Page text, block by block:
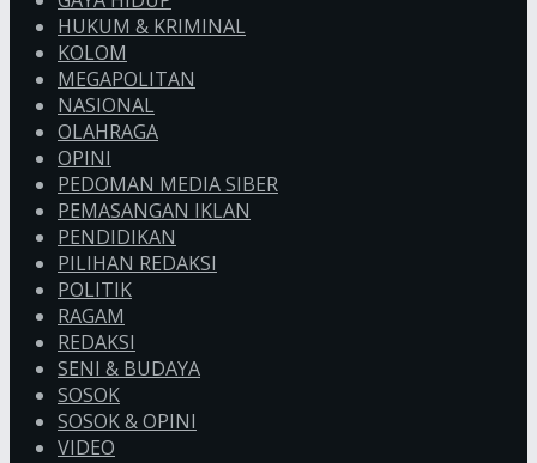
HUKUM & KRIMINAL
KOLOM
MEGAPOLITAN
NASIONAL
OLAHRAGA
OPINI
PEDOMAN MEDIA SIBER
PEMASANGAN IKLAN
PENDIDIKAN
PILIHAN REDAKSI
POLITIK
RAGAM
REDAKSI
SENI & BUDAYA
SOSOK
SOSOK & OPINI
VIDEO